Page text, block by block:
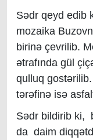
Sədr qeyd edib
mozaika
birinə çevrilib.
ətrafında gül
qulluq
tərəfinə isə
Sədr bildirib ki,
da daim